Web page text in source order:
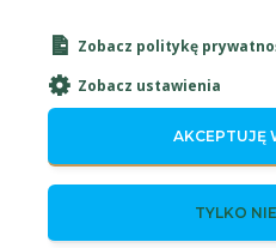
Zobacz politykę
Zobacz ustawienia
AKCEPTUJĘ
TYLKO